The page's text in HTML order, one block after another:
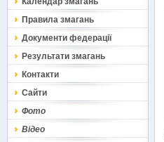
Правила змагань
Документи федерації
Результати змагань
Контакти
Сайти
Фото
Відео